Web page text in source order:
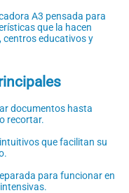
A3 pensada para
que la hacen
centros educativos y
documentos hasta
recortar.
que facilitan su
para funcionar en